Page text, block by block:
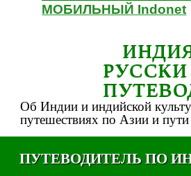
МОБИЛЬНЫЙ Indonet
Об Индии и индийской
путешествиях по Азии и пути
ПУТЕВОДИТЕЛЬ ПО